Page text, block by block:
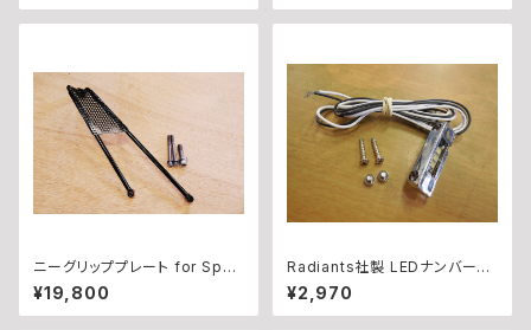
ニーグリッププレート for Sport
ster with Rearsets（~’03年）
¥19,800
Radiants社製 LEDナンバー
灯 メッキ
¥2,970